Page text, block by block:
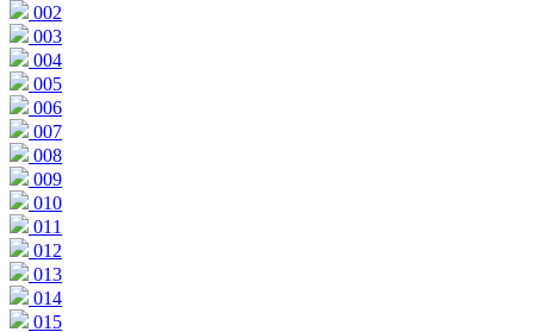
002
003
004
005
006
007
008
009
010
011
012
013
014
015